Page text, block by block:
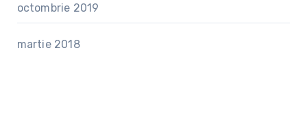
octombrie 2019
martie 2018